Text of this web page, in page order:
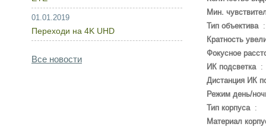
Мин.
Тип объектива
Кратность
Фокусное
ИК подсветка:
Дистанция ИК
Режим день/
Тип корпуса:
Материал
01.01.2019
Переходи на 4K UHD
Все новости